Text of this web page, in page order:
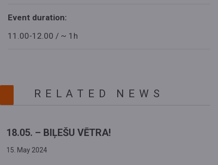
Event duration:
11.00-12.00 / ~ 1h
RELATED NEWS
18.05. – BIĻEŠU VĒTRA!
15. May 2024